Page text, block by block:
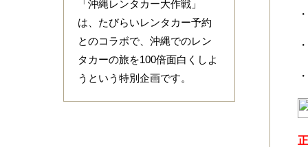
「沖縄レンタカー大作戦」
は、たびらいレンタカー予約
とのコラボで、沖縄でのレン
タカーの旅を100倍面白くしよ
うという特別企画です。